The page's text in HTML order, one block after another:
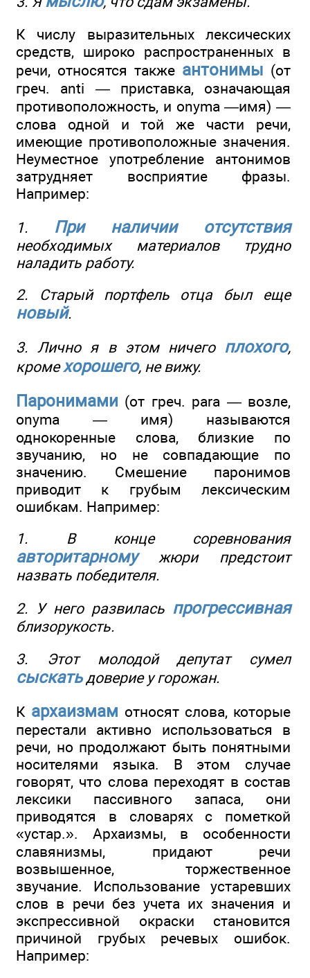
К числу выразительных лексических
средств, широко распространенных в
речи, относятся также антонимы (от
греч. anti — приставка, означающая
противоположность, и onyma —имя) —
слова одной и той же части речи,
имеющие противоположные значения.
Неуместное употребление антонимов
затрудняет восприятие фразы.
Например:
1. При наличии отсутствия
необходимых материалов трудно
наладить работу.
2. Старый портфель отца был еще
новый.
3. Лично я в этом ничего плохого,
кромехорошего, не вижу.
Паронимами (от греч. para — возле,
onyma — имя) называются
однокоренные слова, близкие по
звучанию, но не совпадающие по
значению. Смешение паронимов
приводит к грубым лексическим
ошибкам. Например:
1. В конце соревнования
авторитарномужюри предстоит
назвать победителя.
2. У него развилась прогрессивная
близорукость.
3. Этот молодой депутат сумел
сыскатьдоверие у горожан.
К архаизмам относят слова, которые
перестали активно использоваться в
речи, но продолжают быть понятными
носителями языка. В этом случае
говорят, что слова переходят в состав
лексики пассивного запаса, они
приводятся в словарях с пометкой
«устар.». Архаизмы, в особенности
славянизмы, придают речи
возвышенное, торжественное
звучание. Использование устаревших
слов в речи без учета их значения и
экспрессивной окраски становится
причиной грубых речевых ошибок.
Например: